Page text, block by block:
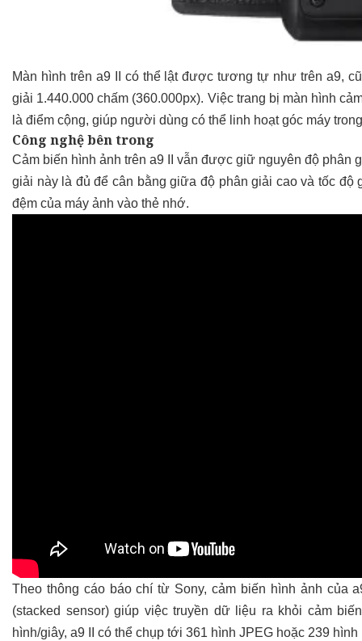
Màn hình trên a9 II có thể lật được tương tự như trên a9,
giải 1.440.000 chấm (360.000px). Việc trang bị màn hình
là điểm cộng, giúp người dùng có thể linh hoạt góc máy
Công nghệ bên trong
Cảm biến hình ảnh trên a9 II vẫn được giữ nguyên độ phân
giải này là đủ để cân bằng giữa độ phân giải cao và tốc
đệm của máy ảnh vào thẻ nhớ.
Theo thông cáo báo chí từ Sony, cảm biến hình ảnh của
(stacked sensor) giúp việc truyền dữ liệu ra khỏi cảm
hình/giây, a9 II có thể chụp tới 361 hình JPEG hoặc 239 hình